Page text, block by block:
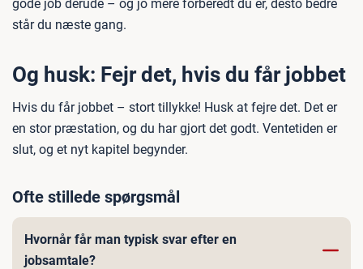
gode job derude – og jo mere forberedt du er, desto bedre
står du næste gang.
Og husk: Fejr det, hvis du får jobbet
Hvis du får jobbet – stort tillykke! Husk at fejre det. Det er
en stor præstation, og du har gjort det godt. Ventetiden er
slut, og et nyt kapitel begynder.
Ofte stillede spørgsmål
Hvornår får man typisk svar efter en
jobsamtale?